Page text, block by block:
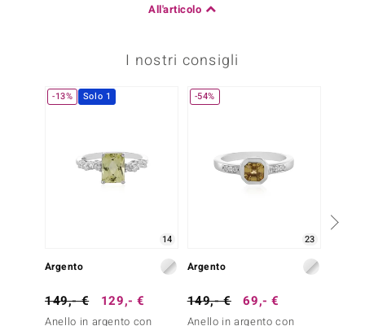
All'articolo
I nostri consigli
-13% Solo 1
14
Argento
149,- € 129,- €
Anello in argento con
-54%
23
Argento
149,- € 69,- €
Anello in argento con